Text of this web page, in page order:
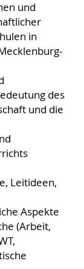
und
in
des
und die
Leitideen,
Aspekte
(Arbeit,